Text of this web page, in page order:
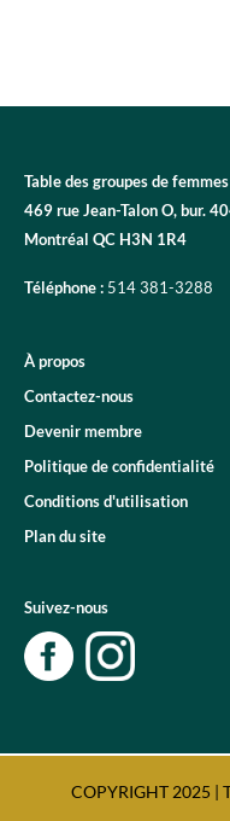
Table des groupes de
469 rue Jean-Talon O, bur.
Montréal QC H3N 1R4
Téléphone : 514 381-3288
À propos
Contactez-nous
Devenir membre
Politique de confidentialité
Conditions d'utilisation
Plan du site
Suivez-nous
COPYRIGHT 2025 |